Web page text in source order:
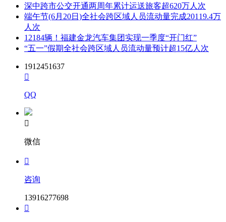
深中跨市公交开通两周年累计运送旅客超620万人次
端午节(6月20日)全社会跨区域人员流动量完成20119.4万
人次
12184辆！福建金龙汽车集团实现一季度“开门红”
“五一”假期全社会跨区域人员流动量预计超15亿人次
1912451637

QQ

微信

咨询
13916277698
